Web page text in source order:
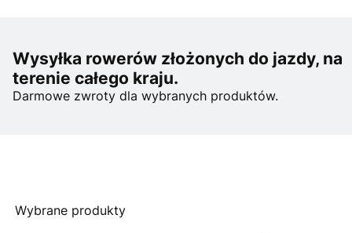
Wysyłka rowerów złożonych do jazdy, na
terenie całego kraju.
Darmowe zwroty dla wybranych produktów.
Wybrane produkty